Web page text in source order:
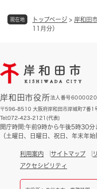
現在地 トップページ > 岸和田
11月分）
岸和田市役所法人番号
〒596-8510 大阪府岸和田市岸城町7番1
Tel:072-423-2121(代表)
開庁時間:午前9時から午後5時30分
（土曜日、日曜日、祝日、年末年始
利用案内 サイトマップ
アクセシビリティ